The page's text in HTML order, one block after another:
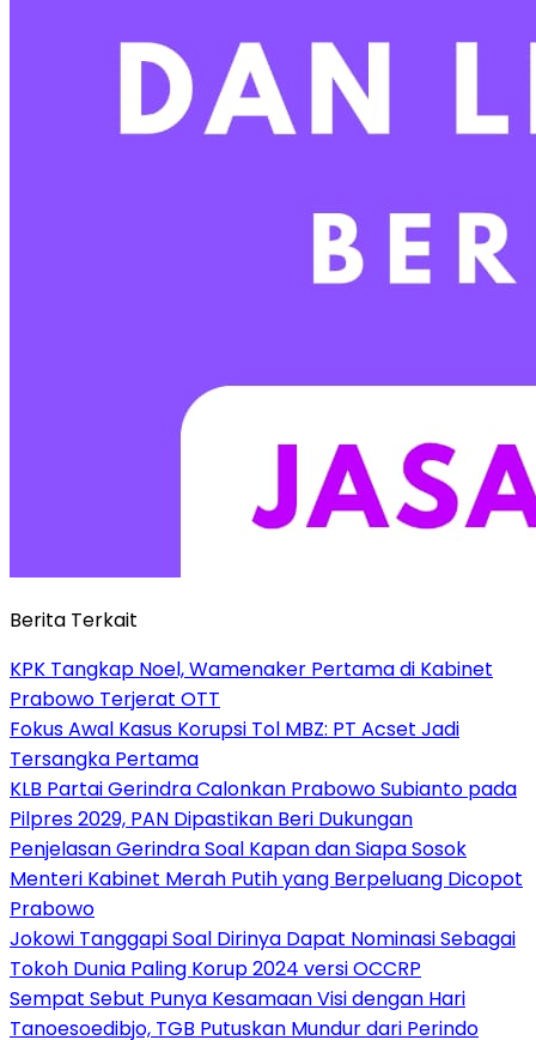
Berita Terkait
KPK Tangkap Noel, Wamenaker Pertama di Kabinet
Prabowo Terjerat OTT
Fokus Awal Kasus Korupsi Tol MBZ: PT Acset Jadi
Tersangka Pertama
KLB Partai Gerindra Calonkan Prabowo Subianto pada
Pilpres 2029, PAN Dipastikan Beri Dukungan
Penjelasan Gerindra Soal Kapan dan Siapa Sosok
Menteri Kabinet Merah Putih yang Berpeluang Dicopot
Prabowo
Jokowi Tanggapi Soal Dirinya Dapat Nominasi Sebagai
Tokoh Dunia Paling Korup 2024 versi OCCRP
Sempat Sebut Punya Kesamaan Visi dengan Hari
Tanoesoedibjo, TGB Putuskan Mundur dari Perindo